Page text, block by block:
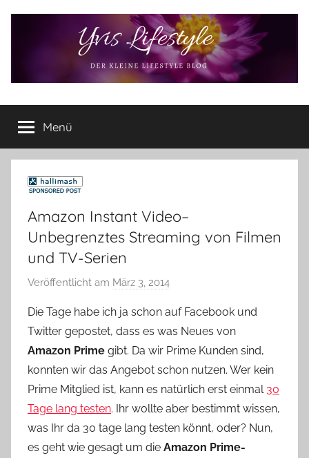
Yvis
Lifestyle
Lifestyle
Blog
–
Lifestyle,
Rezensionen,
Produkttests
vieles
mehr
Menü
Amazon Instant Video–
Unbegrenztes Streaming von Filmen
und TV-Serien
Veröffentlicht am März 3, 2014
n
Y
v
o
n
n
e
Die Tage habe ich ja schon auf Facebook und
Twitter gepostet, dass es was Neues von
Amazon Prime gibt. Da wir Prime Kunden sind,
konnten wir das Angebot schon nutzen. Wer kein
Prime Mitglied ist, kann es natürlich erst einmal 30
Tage lang testen. Ihr wollte aber bestimmt wissen,
was Ihr da 30 tage lang testen könnt, oder? Nun,
es geht wie gesagt um die Amazon Prime-